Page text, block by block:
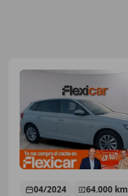
04/2024 64.000 km